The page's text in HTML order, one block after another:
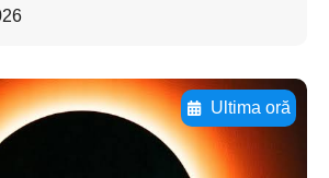
Ultima oră
aici textul pentru